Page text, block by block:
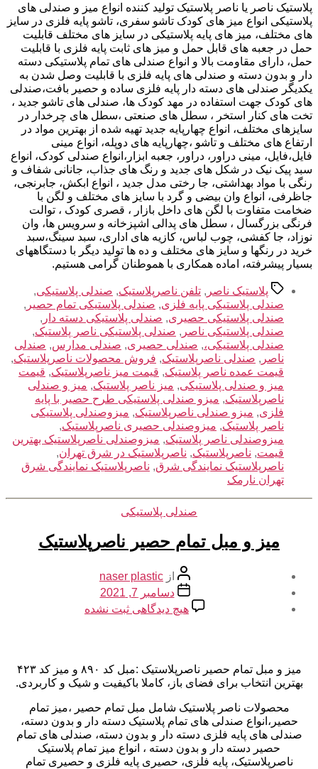
پلاستیک ناصر یا ناصر پلاستیک تولید کننده انواع میز و صندلی های
پلاستیکی انواع میز های کودک تاشو سفری، تاشو پایه فلزی در سایز
های مختلف، میز های پایه پلاستیکی در سایز های مختلف قابلیت
حمل در جعبه های قابل حمل و میز های ثابت پایه فلزی با قابلیت
حمل، دارای مقاومت بالا و انواع صندلی های تمام پلاستیکی دسته
دار و بدون دسته و صندلی های پایه فلزی با قابلیت وصل شدن به
یکدیگر صندلی های دسته دار پایه فلزی ساده و حصیر بافت،صندلی
های کودک جهت استفاده در مهد کودک ها، صندلی های تاشو جدید ،
تخت های کنار استخر ، سطل های صنعتی ،سطل های چرخدار در
سایزهای مختلف، انواع چهارپایه جدید تهیه شده از بهترین مواد در
ارتفاع های مختلف و تاشو ،چهارپایه های دوپله، انواع مینی
فایل،فایل، مینی دراور، دراور، جعبه ابزار،انواع صندلی کودک، انواع
سبد پیک نیک در شکل های جدید و رنگ های جذاب، جانانی شفاف و
رنگی با مواد بهداشتی، جا رختی مدل جدید ، انواع ابکش، جابرنجی،
جاظرفی، انواع وان بیضی و گرد با سایز های مختلف و لگن با
ضخامت متفاوت با لگن های داخل بازار ، قصری کودک ، توالت
فرنگی بزرگسال ، سطل های پدالی اشپزخانه و سرویس ها، وان
نوزاد، جا کفشی، چوب لباس، کازیه های اداری، سبد سینگ،سبد
خرید در رنگها و سایز های مختلف و ده ها تولید دیگر با دستگاههای
بسیار پیشرفته، اماده همکاری با هموطنان گرامی هستیم.
برچسب‌ها
پلاستیک ناصر , تلفن ناصرپلاستیک, صندلی پلاستیکی,
صندلی پلاستیکی پایه فلزی, صندلی پلاستیکی تمام حصیر ,
صندلی پلاستیکی حصیری, صندلی پلاستیکی دسته دار ,
صندلی پلاستیکی ناصر , صندلی پلاستیکی ناصر پلاستیک,
صندلی پلاستیکی،, صندلی حصیری, صندلی مدارس, صندلی
ناصر , صندلی ناصرپلاستیک, فروش محصولات ناصرپلاستیک,
قیمت عمده ناصر پلاستیک, قیمت میز ناصرپلاستیک, قیمت
میز و صندلی پلاستیکی, میز ناصر پلاستیک, میز و صندلی
ناصرپلاستیک, میزو صندلی پلاستیکی طرح حصیر با پایه
فلزی, میزو صندلی ناصرپلاستیک, میزوصندلی پلاستیکی
ناصر پلاستیک, میزوصندلی حصیری ناصرپلاستیک,
میزوصندلی ناصر پلاستیک, میزوصندلی ناصرپلاستیک بهترین
قیمت, ناصرپلاستیک, ناصرپلاستیک در شرق تهران,
ناصرپلاستیک نمایندگی شرق, ناصرپلاستیک نمایندگی شرق
تهران نارمک
دسته‌ها
صندلی پلاستیکی
میز و مبل تمام حصیر ناصرپلاستیک
نویسنده
نوشته
از naser plastic
تاریخدسامبر 7, 2021
هیچ دیدگاهی برای
حصیر
ناصرپلاستیک
ثبت نشده
میز و مبل تمام حصیر ناصرپلاستیک :مبل کد ۸۹۰ و میز کد ۴۲۳
بهترین انتخاب برای فضای باز، کاملا باکیفیت و شیک و کاربردی.
محصولات ناصر پلاستیک شامل مبل تمام حصیر ،میز تمام
حصیر،انواع صندلی های تمام پلاستیک دسته دار و بدون دسته،
صندلی های پایه فلزی دسته دار و بدون دسته، صندلی های تمام
حصیر دسته دار و بدون دسته ، انواع میز تمام پلاستیک
ناصرپلاستیک، پایه فلزی، حصیری پایه فلزی و حصیری تمام